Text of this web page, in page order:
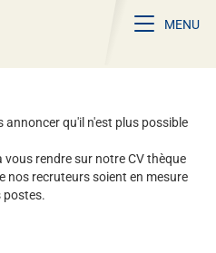
Toggle
MENU
annoncer qu'il n'est plus possible
rendre sur notre CV thèque
nos recruteurs soient en mesure
postes.